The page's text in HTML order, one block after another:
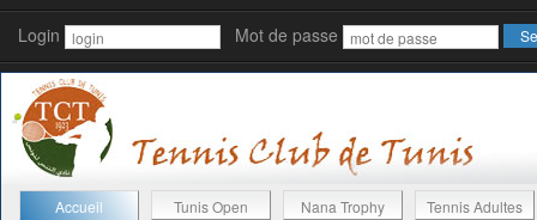
Login Mot de passe
Accueil Tunis Open Nana Trophy Tennis Adultes